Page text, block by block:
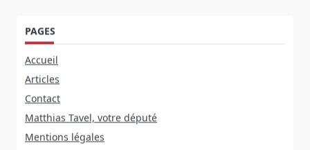
Accueil
Articles
Contact
Matthias Tavel, votre député
Mentions légales
Programme